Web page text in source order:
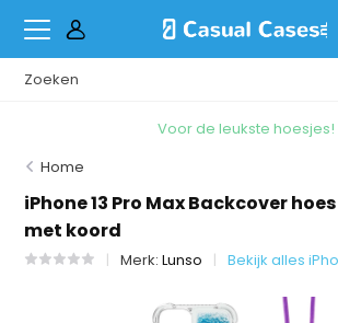
Voor de leukste hoesjes!
Home
iPhone 13 Pro Max Backcover
met koord
Merk:Lunso Bekijk alles